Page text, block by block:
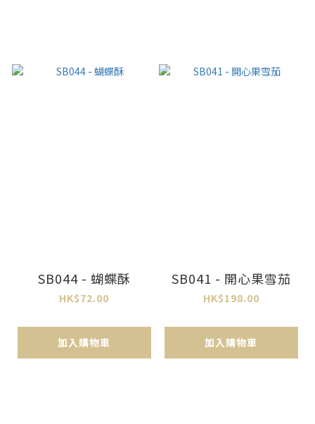
SB044 - 蝴蝶酥
HK$72.00
加入購物車
SB041 - 開心果雪茄
HK$198.00
加入購物車